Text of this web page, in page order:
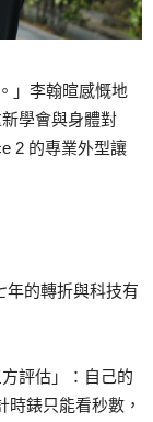
」李翰暄感慨地
學會與身體對
2 的專業外型讓
年的轉折與科技有
評估」：自己的
錶只能看秒數，